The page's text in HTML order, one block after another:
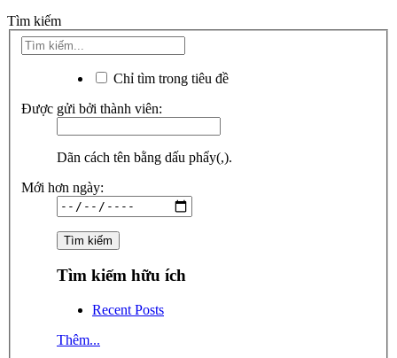
Tìm kiếm
Chỉ tìm trong tiêu đề
Được gửi bởi thành viên:
Dãn cách tên bằng dấu phẩy(,).
Mới hơn ngày:
Tìm kiếm hữu ích
Recent Posts
Thêm...